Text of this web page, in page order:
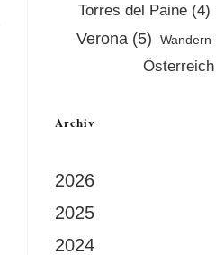
Torres del Paine (4)
Verona (5) Wandern
Österreich
Archiv
2026
2025
2024